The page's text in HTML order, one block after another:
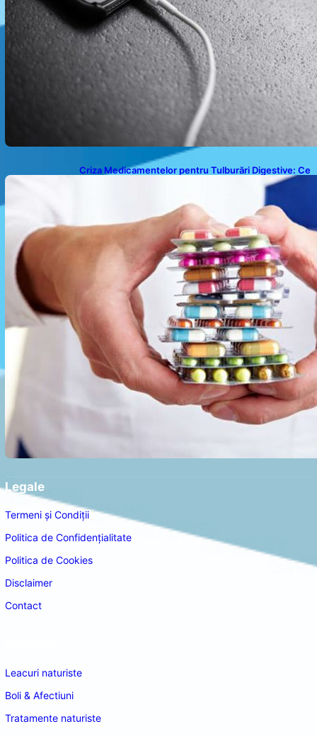
Criza Medicamentelor pentru Tulburări Digestive: Ce
Înseamnă Suspendarea Colebil și Panzcebil pentru
Legale
Termeni și Condiții
Politica de Confidențialitate
Politica de Cookies
Disclaimer
Contact
Leacuri naturiste
Boli & Afectiuni
Tratamente naturiste